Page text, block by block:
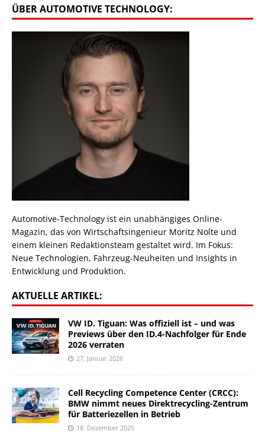
ÜBER AUTOMOTIVE TECHNOLOGY:
Automotive-Technology ist ein unabhängiges Online-
Magazin, das von Wirtschaftsingenieur Moritz Nolte und
einem kleinen Redaktionsteam gestaltet wird. Im Fokus:
Neue Technologien, Fahrzeug-Neuheiten und Insights in
Entwicklung und Produktion.
AKTUELLE ARTIKEL:
VW ID. Tiguan: Was offiziell ist – und was
Previews über den ID.4-Nachfolger für Ende
2026 verraten
27. Januar 2026
Cell Recycling Competence Center (CRCC):
BMW nimmt neues Direktrecycling-Zentrum
für Batteriezellen in Betrieb
18. Dezember 2025